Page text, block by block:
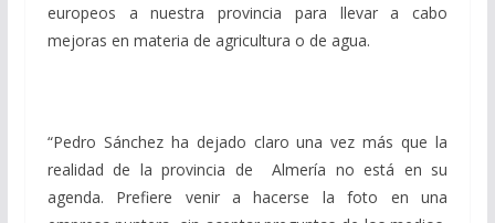
europeos a nuestra provincia para llevar a cabo
mejoras en materia de agricultura o de agua.
“Pedro Sánchez ha dejado claro una vez más que la
realidad de la provincia de Almería no está en su
agenda. Prefiere venir a hacerse la foto en una